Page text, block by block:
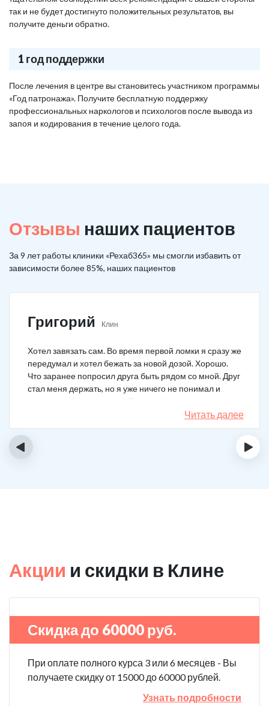
так и не будет достигнуто положительных результатов, вы
получите деньги обратно.
1 год поддержки
После лечения в центре вы становитесь участником программы
«Год патронажа». Получите бесплатную поддержку
профессиональных наркологов и психологов после вывода из
запоя и кодирования в течение целого года.
Отзывы наших пациентов
За 9 лет работы клиники «Рехаб365» мы смогли избавить от
зависимости более 85%, наших пациентов
Григорий Клин
Хотел завязать сам. Во время первой ломки я сразу же
передумал и хотел бежать за новой дозой. Хорошо.
Что заранее попросил друга быть рядом со мной. Друг
стал меня держать, но я уже ничего не понимал и
начал силой вырываться. Тогда мой товарищ просто
связан меня и позвонил в клинику. На дом приехал
нарколог, мне сделали какую-то капельницу, после
для прохождения курса реабилитации, так я и сделал.
Читать далее
‹ ›
Акции и скидки в Клине
Скидка до 60000 руб.
При оплате полного курса 3 или 6 месяцев - Вы
получаете скидку от 15000 до 60000 рублей.
Узнать подробности